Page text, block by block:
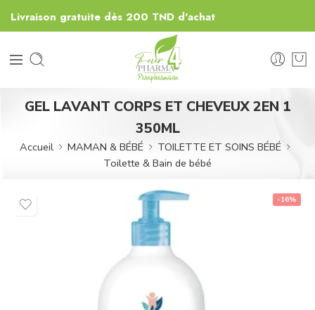
Livraison gratuite dès 200 TND d'achat
GEL LAVANT CORPS ET CHEVEUX 2EN 1
350ML
Accueil MAMAN & BÉBÉ
TOILETTE ET SOINS BÉBÉ
Toilette & Bain de bébé
-16%